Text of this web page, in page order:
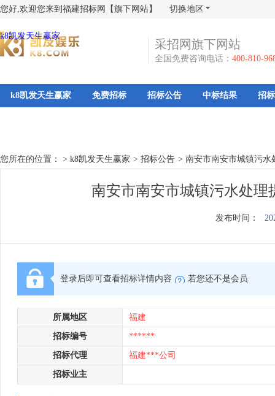
您好,欢迎您来到福建招标网【旗下网站】 切换地区
k8凯发天生赢家
采招网旗下网站
全国免费咨询电话： 400-810-
k8凯发天生赢家 免费招标 招标公告 中标结果 招
您所在的位置： > k8凯发天生赢家 > 招标公告 > 南安市南安市城镇污水
南安市南安市城镇污水处理
发布时间：
登录后即可查看招标详情内容 若您还不是会员
所属地区 福建
招标编号 ******
招标代理 福建***公司
招标业主